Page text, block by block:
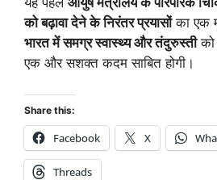
को बढ़ावा देने के निरंतर प्रयासोंका एक
भारत में समग्र स्वास्थ्य और तंदुरुस्तीको
एक और सशक्त कदम साबित होगी।
Share this:
Facebook X
Threads